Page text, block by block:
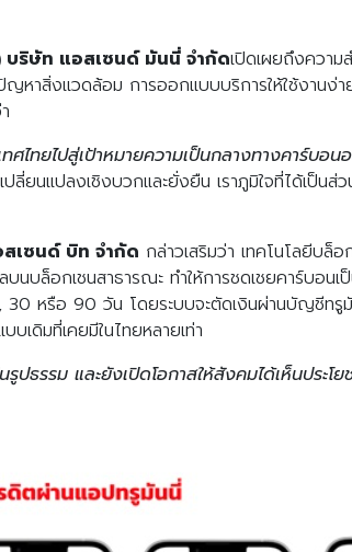
Search
for: Search
ริษัท แอสเซนด์ มันนี่ จำกัดเปิดเผยถึงควา
สิ่งแวดล้อม การออกแบบบริการให้ใช้งานง่าย
ศไทยไปสู่เป้าหมายความเป็นกลางทางคาร์บอน
ปลี่ยนแปลงเชิงบวกและยั่งยืน เราภูมิใจที่ได้เป็
เซนด์ บิท จำกัด กล่าวเสริมว่า เทคโนโลยีบล็
นบล็อกเชนสาธารณะ ทำให้การชดเชยคาร์บอน
30 หรือ 90 วัน โดยระบบจะตัดเงินผ่านบัญชีทรู
เดิมที่เคยมีในไทยหลายเท่า
รูปธรรม และยังเปิดโอกาสให้สังคมได้เห็นประ